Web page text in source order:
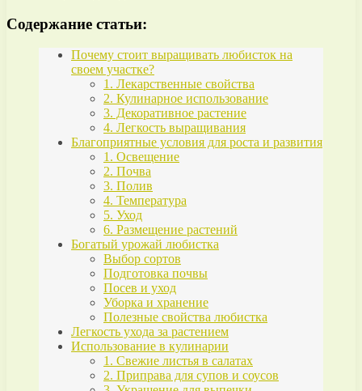
Содержание статьи:
Почему стоит выращивать любисток на
своем участке?
1. Лекарственные свойства
2. Кулинарное использование
3. Декоративное растение
4. Легкость выращивания
Благоприятные условия для роста и развития
1. Освещение
2. Почва
3. Полив
4. Температура
5. Уход
6. Размещение растений
Богатый урожай любистка
Выбор сортов
Подготовка почвы
Посев и уход
Уборка и хранение
Полезные свойства любистка
Легкость ухода за растением
Использование в кулинарии
1. Свежие листья в салатах
2. Приправа для супов и соусов